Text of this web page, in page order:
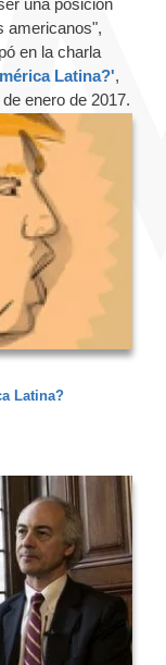
americanos",
en la charla
Latina?',
enero de 2017.
Latina?